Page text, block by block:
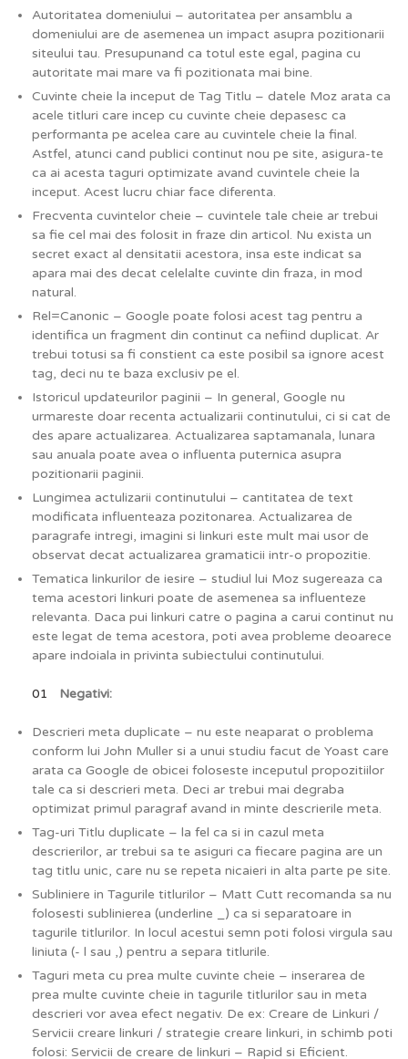
Autoritatea domeniului – autoritatea per ansamblu a
domeniului are de asemenea un impact asupra pozitionarii
siteului tau. Presupunand ca totul este egal, pagina cu
autoritate mai mare va fi pozitionata mai bine.
Cuvinte cheie la inceput de Tag Titlu – datele Moz arata ca
acele titluri care incep cu cuvinte cheie depasesc ca
performanta pe acelea care au cuvintele cheie la final.
Astfel, atunci cand publici continut nou pe site, asigura-te
ca ai acesta taguri optimizate avand cuvintele cheie la
inceput. Acest lucru chiar face diferenta.
Frecventa cuvintelor cheie – cuvintele tale cheie ar trebui
sa fie cel mai des folosit in fraze din articol. Nu exista un
secret exact al densitatii acestora, insa este indicat sa
apara mai des decat celelalte cuvinte din fraza, in mod
natural.
Rel=Canonic – Google poate folosi acest tag pentru a
identifica un fragment din continut ca nefiind duplicat. Ar
trebui totusi sa fi constient ca este posibil sa ignore acest
tag, deci nu te baza exclusiv pe el.
Istoricul updateurilor paginii – In general, Google nu
urmareste doar recenta actualizarii continutului, ci si cat de
des apare actualizarea. Actualizarea saptamanala, lunara
sau anuala poate avea o influenta puternica asupra
pozitionarii paginii.
Lungimea actulizarii continutului – cantitatea de text
modificata influenteaza pozitonarea. Actualizarea de
paragrafe intregi, imagini si linkuri este mult mai usor de
observat decat actualizarea gramaticii intr-o propozitie.
Tematica linkurilor de iesire – studiul lui Moz sugereaza ca
tema acestori linkuri poate de asemenea sa influenteze
relevanta. Daca pui linkuri catre o pagina a carui continut nu
este legat de tema acestora, poti avea probleme deoarece
apare indoiala in privinta subiectului continutului.
Negativi:
Descrieri meta duplicate – nu este neaparat o problema
conform lui John Muller si a unui studiu facut de Yoast care
arata ca Google de obicei foloseste inceputul propozitiilor
tale ca si descrieri meta. Deci ar trebui mai degraba
optimizat primul paragraf avand in minte descrierile meta.
Tag-uri Titlu duplicate – la fel ca si in cazul meta
descrierilor, ar trebui sa te asiguri ca fiecare pagina are un
tag titlu unic, care nu se repeta nicaieri in alta parte pe site.
Subliniere in Tagurile titlurilor – Matt Cutt recomanda sa nu
folosesti sublinierea (underline _) ca si separatoare in
tagurile titlurilor. In locul acestui semn poti folosi virgula sau
liniuta (- l sau ,) pentru a separa titlurile.
Taguri meta cu prea multe cuvinte cheie – inserarea de
prea multe cuvinte cheie in tagurile titlurilor sau in meta
descrieri vor avea efect negativ. De ex: Creare de Linkuri /
Servicii creare linkuri / strategie creare linkuri, in schimb poti
folosi: Servicii de creare de linkuri – Rapid si Eficient.